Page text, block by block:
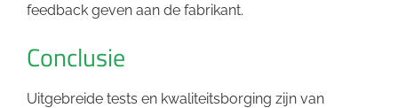
feedback geven aan de fabrikant.
Conclusie
Uitgebreide tests en kwaliteitsborging zijn van